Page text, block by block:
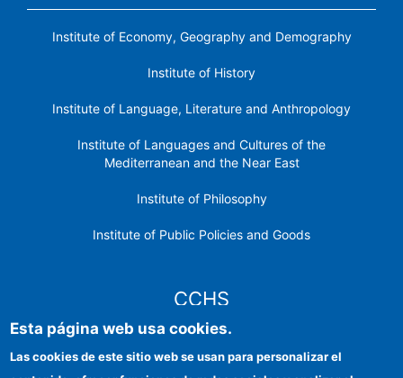
Institute of Economy, Geography and Demography
Institute of History
Institute of Language, Literature and Anthropology
Institute of Languages ​​and Cultures of the
Mediterranean and the Near East
Institute of Philosophy
Institute of Public Policies and Goods
CCHS
Esta página web usa cookies.
Las cookies de este sitio web se usan para personalizar el